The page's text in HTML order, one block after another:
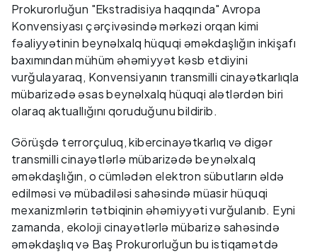
Prokurorluğun "Ekstradisiya haqqında" Avropa
Konvensiyası çərçivəsində mərkəzi orqan kimi
fəaliyyətinin beynəlxalq hüquqi əməkdaşlığın inkişafı
baxımından mühüm əhəmiyyət kəsb etdiyini
vurğulayaraq, Konvensiyanın transmilli cinayətkarlıqla
mübarizədə əsas beynəlxalq hüquqi alətlərdən biri
olaraq aktuallığını qoruduğunu bildirib.
Görüşdə terrorçuluq, kibercinayətkarlıq və digər
transmilli cinayətlərlə mübarizədə beynəlxalq
əməkdaşlığın, o cümlədən elektron sübutların əldə
edilməsi və mübadiləsi sahəsində müasir hüquqi
mexanizmlərin tətbiqinin əhəmiyyəti vurğulanıb. Eyni
zamanda, ekoloji cinayətlərlə mübarizə sahəsində
əməkdaşlıq və Baş Prokurorluğun bu istiqamətdə